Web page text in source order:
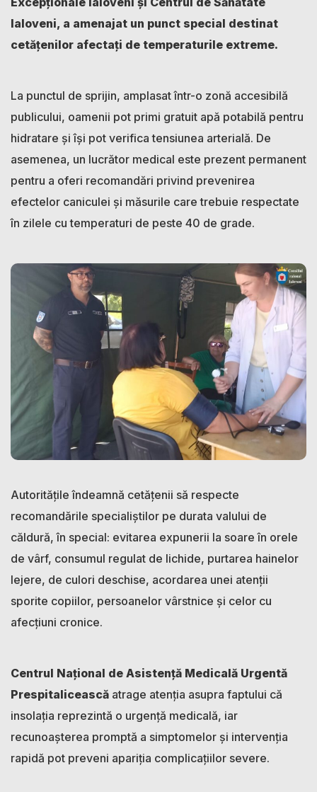
Ialoveni, a amenajat un punct special destinat
cetățenilor afectați de temperaturile extreme.
La punctul de sprijin, amplasat într-o zonă accesibilă
publicului, oamenii pot primi gratuit apă potabilă pentru
hidratare și își pot verifica tensiunea arterială. De
asemenea, un lucrător medical este prezent permanent
pentru a oferi recomandări privind prevenirea
efectelor caniculei și măsurile care trebuie respectate
în zilele cu temperaturi de peste 40 de grade.
Autoritățile îndeamnă cetățenii să respecte
recomandările specialiștilor pe durata valului de
căldură, în special: evitarea expunerii la soare în orele
de vârf, consumul regulat de lichide, purtarea hainelor
lejere, de culori deschise, acordarea unei atenții
sporite copiilor, persoanelor vârstnice și celor cu
afecțiuni cronice.
Centrul Național de Asistență Medicală Urgentă
Prespitalicească atrage atenția asupra faptului că
insolația reprezintă o urgență medicală, iar
recunoașterea promptă a simptomelor și intervenția
rapidă pot preveni apariția complicațiilor severe.